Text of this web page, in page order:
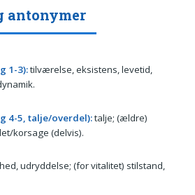
antonymer
1-3):tilværelse, eksistens, levetid,
4-5, talje/overdel):talje; (ældre)
korsage (delvis).
udryddelse; (for vitalitet) stilstand,